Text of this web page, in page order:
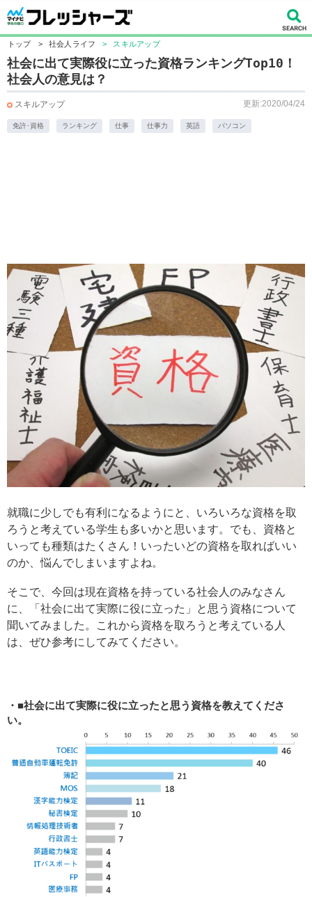
トップ > 社会人ライフ > スキルアップ
社会に出て実際役に立った資格ランキングTop10！
社会人の意見は？
スキルアップ 更新:2020/04/24
免許･資格 ランキング 仕事 仕事力 英語 パソコン
就職に少しでも有利になるようにと、いろいろな資格を取
ろうと考えている学生も多いかと思います。でも、資格と
いっても種類はたくさん！いったいどの資格を取ればいい
のか、悩んでしまいますよね。
そこで、今回は現在資格を持っている社会人のみなさん
に、「社会に出て実際に役に立った」と思う資格について
聞いてみました。これから資格を取ろうと考えている人
は、ぜひ参考にしてみてください。
■社会に出て実際に役に立ったと思う資格を教えてくださ
い。